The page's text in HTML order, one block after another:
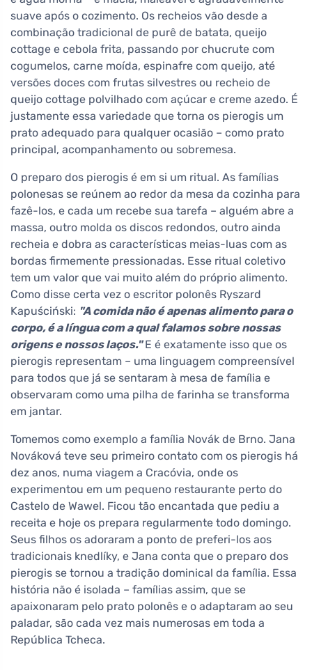
suave após o cozimento. Os recheios vão desde a
combinação tradicional de purê de batata, queijo
cottage e cebola frita, passando por chucrute com
cogumelos, carne moída, espinafre com queijo, até
versões doces com frutas silvestres ou recheio de
queijo cottage polvilhado com açúcar e creme azedo. É
justamente essa variedade que torna os pierogis um
prato adequado para qualquer ocasião – como prato
principal, acompanhamento ou sobremesa.
O preparo dos pierogis é em si um ritual. As famílias
polonesas se reúnem ao redor da mesa da cozinha para
fazê-los, e cada um recebe sua tarefa – alguém abre a
massa, outro molda os discos redondos, outro ainda
recheia e dobra as características meias-luas com as
bordas firmemente pressionadas. Esse ritual coletivo
tem um valor que vai muito além do próprio alimento.
Como disse certa vez o escritor polonês Ryszard
Kapuściński: "A comida não é apenas alimento para o
corpo, é a língua com a qual falamos sobre nossas
origens e nossos laços."E é exatamente isso que os
pierogis representam – uma linguagem compreensível
para todos que já se sentaram à mesa de família e
observaram como uma pilha de farinha se transforma
em jantar.
Tomemos como exemplo a família Novák de Brno. Jana
Nováková teve seu primeiro contato com os pierogis há
dez anos, numa viagem a Cracóvia, onde os
experimentou em um pequeno restaurante perto do
Castelo de Wawel. Ficou tão encantada que pediu a
receita e hoje os prepara regularmente todo domingo.
Seus filhos os adoraram a ponto de preferi-los aos
tradicionais knedlíky, e Jana conta que o preparo dos
pierogis se tornou a tradição dominical da família. Essa
história não é isolada – famílias assim, que se
apaixonaram pelo prato polonês e o adaptaram ao seu
paladar, são cada vez mais numerosas em toda a
República Tcheca.